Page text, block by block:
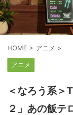
HOME > アニメ >
アニメ
＜なろう系＞
２」あの飯テ